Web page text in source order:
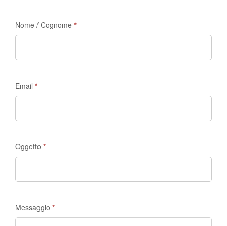
di
-
Madrid
Discovery
Nome / Cognome *
Email *
Oggetto *
Messaggio *